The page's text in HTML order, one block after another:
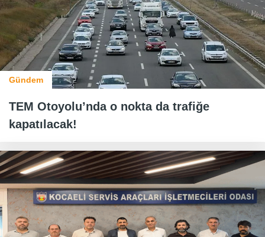
Gündem
TEM Otoyolu’nda o nokta da trafiğe
kapatılacak!